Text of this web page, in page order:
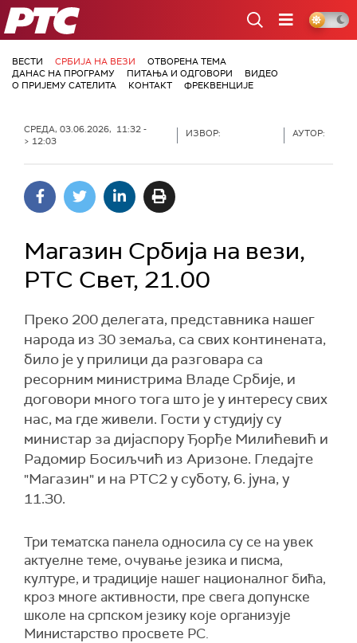
РТС
ВЕСТИ СРБИЈА НА ВЕЗИ
ОТВОРЕНА ТЕМА
ДАНАС НА ПРОГРАМУ
ПИТАЊА И ОДГОВОРИ
ВИДЕО
О ПРИЈЕМУ САТЕЛИТА
КОНТАКТ ФРЕКВЕНЦИЈЕ
СРЕДА, 03.06.2026, 11:32 -
> 12:03
ИЗВОР: АУТОР:
Магазин Србија на вези,
РТС Свет, 21.00
Преко 200 делегата, представника нашег
народа из 30 земаља, са свих континената,
било је у прилици да разговара са
ресорним министрима Владе Србије, и
договори много тога што је у интересу свих
нас, ма где живели. Гости у студију су
министар за дијаспору Ђорђе Милићевић и
Радомир Босиљчић из Аризоне. Гледајте
"Магазин" и на РТС2 у суботу, 6. јуна, у
11.30.
Три тематска панела односила су се на увек
актуелне теме, очување језика и писма,
културе, и традиције нашег националног бића,
кроз многе активности, пре свега допунске
школе на српском језику које организује
Министарство просвете РС.